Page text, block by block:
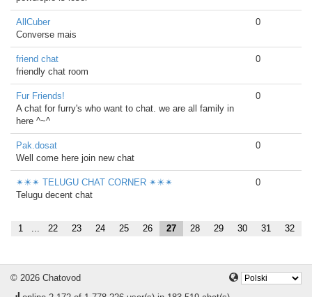
AllCuber
Converse mais
0
friend chat
friendly chat room
0
Fur Friends!
A chat for furry's who want to chat. we are all family in
here ^~^
0
Pak.dosat
Well come here join new chat
0
✴☀✴ TELUGU CHAT CORNER ✴☀✴
Telugu decent chat
0
1 ... 22 23 24 25 26 27 28 29 30 31 32
© 2026 Chatovod